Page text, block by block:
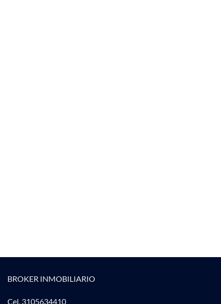
BROKER INMOBILIARIO
Cel. 3105634410